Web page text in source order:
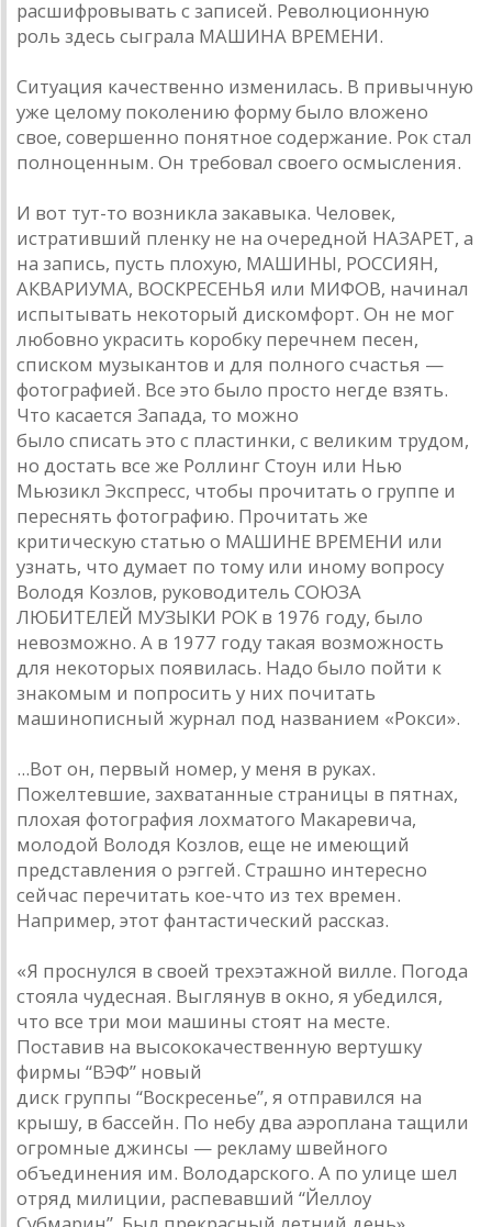
расшифровывать с записей. Революционную
роль здесь сыграла МАШИНА ВРЕМЕНИ.
Ситуация качественно изменилась. В привычную
уже целому поколению форму было вложено
свое, совершенно понятное содержание. Рок стал
полноценным. Он требовал своего осмысления.
И вот тут-то возникла закавыка. Человек,
истративший пленку не на очередной НАЗАРЕТ, а
на запись, пусть плохую, МАШИНЫ, РОССИЯН,
АКВАРИУМА, ВОСКРЕСЕНЬЯ или МИФОВ, начинал
испытывать некоторый дискомфорт. Он не мог
любовно украсить коробку перечнем песен,
списком музыкантов и для полного счастья —
фотографией. Все это было просто негде взять.
Что касается Запада, то можно
было списать это с пластинки, с великим трудом,
но достать все же Роллинг Стоун или Нью
Мьюзикл Экспресс, чтобы прочитать о группе и
переснять фотографию. Прочитать же
критическую статью о МАШИНЕ ВРЕМЕНИ или
узнать, что думает по тому или иному вопросу
Володя Козлов, руководитель СОЮЗА
ЛЮБИТЕЛЕЙ МУЗЫКИ РОК в 1976 году, было
невозможно. А в 1977 году такая возможность
для некоторых появилась. Надо было пойти к
знакомым и попросить у них почитать
машинописный журнал под названием «Рокси».
...Вот он, первый номер, у меня в руках.
Пожелтевшие, захватанные страницы в пятнах,
плохая фотография лохматого Макаревича,
молодой Володя Козлов, еще не имеющий
представления о рэггей. Страшно интересно
сейчас перечитать кое-что из тех времен.
Например, этот фантастический рассказ.
«Я проснулся в своей трехэтажной вилле. Погода
стояла чудесная. Выглянув в окно, я убедился,
что все три мои машины стоят на месте.
Поставив на высококачественную вертушку
фирмы “ВЭФ” новый
диск группы “Воскресенье”, я отправился на
крышу, в бассейн. По небу два аэроплана тащили
огромные джинсы — рекламу швейного
объединения им. Володарского. А по улице шел
отряд милиции, распевавший “Йеллоу